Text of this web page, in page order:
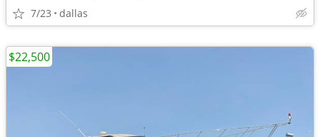
7/23 dallas
$22,500